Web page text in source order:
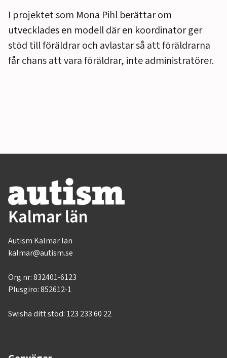
I projektet som Mona Pihl berättar om
utvecklades en modell där en koordinator ger
stöd till föräldrar och avlastar så att föräldrarna
får chans att vara föräldrar, inte administratörer.
Autism Kalmar län
kalmar@autism.se
Org.nr:832401-6123
Plusgiro: 852612-1
Swisha ditt stöd: 123 233 60 22